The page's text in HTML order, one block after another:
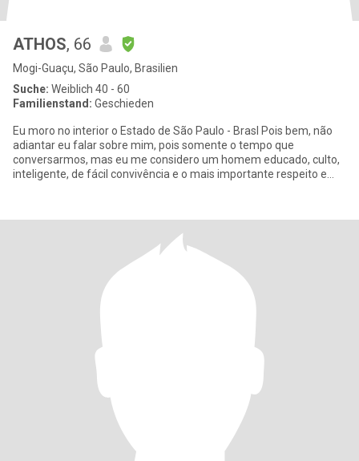
ATHOS, 66
Mogi-Guaçu, São Paulo, Brasilien
Suche: Weiblich 40 - 60
Familienstand: Geschieden
Eu moro no interior o Estado de São Paulo - Brasl Pois bem, não
adiantar eu falar sobre mim, pois somente o tempo que
conversarmos, mas eu me considero um homem educado, culto,
inteligente, de fácil convivência e o mais importante respeito e